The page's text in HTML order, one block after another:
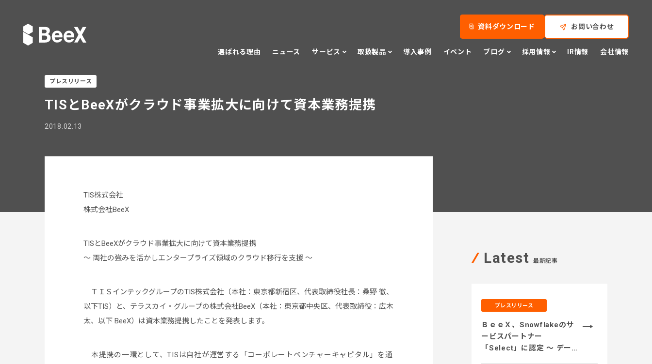
選ばれる理由 ニュース サービス 取扱製品 導入事例 イベント ブログ 採用情報 IR情報 会社情報
資料ダウンロード お問い合わせ
プレスリリース
TISとBeeXがクラウド事業拡大に向けて資本業務提携
2018.02.13
TIS株式会社
株式会社BeeX
TISとBeeXがクラウド事業拡大に向けて資本業務提携
～ 両社の強みを活かしエンタープライズ領域のクラウド移行を支援 ～
ＴＩＳインテックグループのTIS株式会社（本社：東京都新宿区、代表取締役社長：桑野 徹、
以下TIS）と、テラスカイ・グループの株式会社BeeX（本社：東京都中央区、代表取締役：広木
太、以下 BeeX）は資本業務提携したことを発表します。
本提携の一環として、TISは自社が運営する「コーポレートベンチャーキャピタル」を通
Latest 最新記事
プレスリリース
ＢｅｅＸ、Snowflakeのサ
ービスパートナー
「Select」に認定 ～ データ